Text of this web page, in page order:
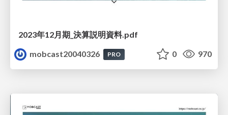
2023年12月期_決算説明資料.pdf
mobcast20040326
PRO 0 970